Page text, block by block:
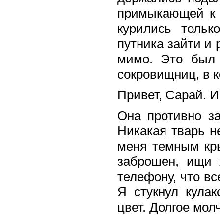
примыкающей к
курились
путника зайти и
мимо. Это был
сокровищниц, в
Привет, Сарай.
Она противно
Никакая тварь
меня темным
заброшен, ищи
телефону, что
Я стукнул
цвет. Долгое